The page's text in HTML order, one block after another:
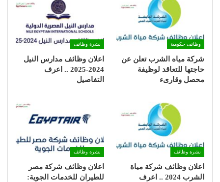
وظائف حكومية
شركة مياه الشرب تعلن عن
حاجتها للتعاقد لوظيفة
محصل وقارىء
نشرة وظائف
اعلان وظائف مدارس النيل
2024-2025 .. اعرف
التفاصيل
نشرة وظائف
اعلان وظائف شركة مياة
الشرب 2024 .. اعرف
نشرة وظائف
اعلان وظائف شركة مصر
للطيران للخدمات الجوية: